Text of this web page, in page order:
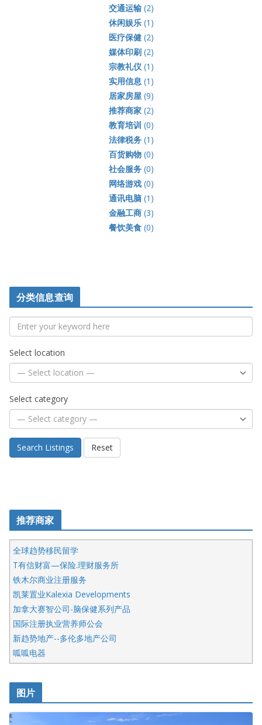
交通运输(2)
休闲娱乐(1)
医疗保健(2)
媒体印刷(2)
宗教礼仪(1)
实用信息 (1)
居家房屋(9)
推荐商家(2)
教育培训 (0)
法律税务(1)
百货购物(0)
社会服务(0)
网络游戏(0)
通讯电脑(1)
金融工商(3)
餐饮美食(0)
分类信息查询
Select location
Select category
Search Listings Reset
推荐商家
全球趋势移民留学
T有信财富—保险.理财服务所
铁木尔商业注册服务
凯莱置业Kalexia Developments
加拿大赛智公司-脑保健系列产品
国际注册执业营养师公会
新趋势地产--多伦多地产公司
呱呱电器
开明车行KS CAR SALES & SERVICE
皇后金融集团
铁木尔商业注册服务
图片